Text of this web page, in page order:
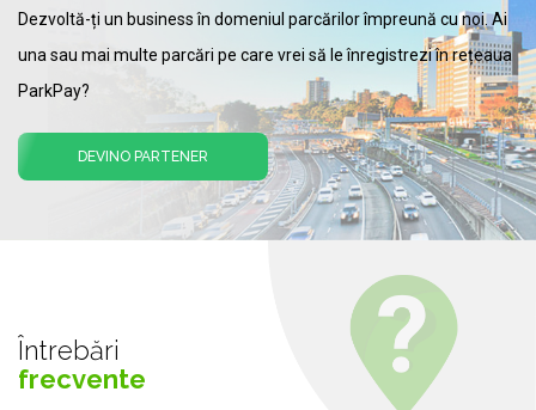
Dezvoltă-ți un business în domeniul parcărilor împreună cu noi. Ai
una sau mai multe parcări pe care vrei să le înregistrezi în rețeaua
ParkPay?
DEVINO PARTENER
Întrebări
frecvente